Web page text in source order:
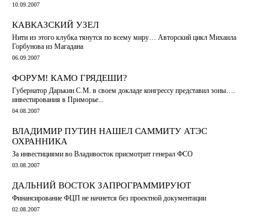
10.09.2007
КАВКАЗСКИЙ УЗЕЛ
Нити из этого клубка тянутся по всему миру… Авторский цикл Михаила
Горбунова из Магадана
06.09.2007
ФОРУМ! КАМО ГРЯДЕШИ?
Губернатор Дарькин С.М. в своем докладе конгрессу представил зоны….
инвестирования в Приморье...
04.08.2007
ВЛАДИМИР ПУТИН НАШЕЛ САММИТУ АТЭС
ОХРАННИКА
За инвестициями во Владивосток присмотрит генерал ФСО
03.08.2007
ДАЛЬНИЙ ВОСТОК ЗАПРОГРАММИРУЮТ
Финансирование ФЦП не начнется без проектной документации
02.08.2007